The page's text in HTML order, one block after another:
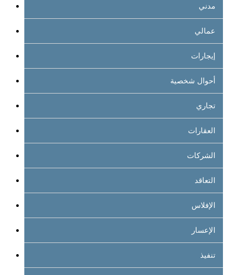
مدني
عمالي
إيجارات
أحوال شخصية
تجاري
العقارات
الشركات
التعاقد
الإفلاس
الإعسار
تنفيذ